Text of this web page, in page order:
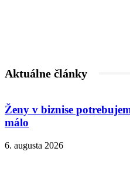
Aktuálne články
Ženy v biznise
málo
6. augusta 2026